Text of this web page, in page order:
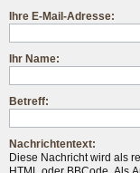
Ihre E-Mail-Adresse:
Ihr Name:
Betreff:
Nachrichtentext:
Diese Nachricht wird als